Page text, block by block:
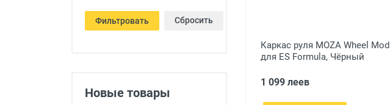
Фильтровать Сбросить
Новые товары
Каркас руля MOZA Wheel Mod
для ES Formula, Чёрный
1 099 леев